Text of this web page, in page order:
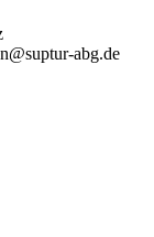
abg.de